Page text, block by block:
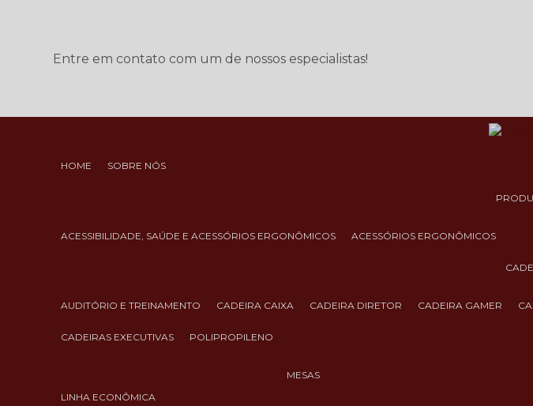
Entre em contato com um de nossos especialistas!
HOME SOBRE NÓS
ACESSIBILIDADE, SAÚDE E ACESSÓRIOS ERGONÔMICOS ACESSÓRIOS ERGONÔMICOS
AUDITÓRIO E TREINAMENTO CADEIRA CAIXA CADEIRA DIRETOR CADEIRA GAMER
CADEIRAS EXECUTIVAS POLIPROPILENO
LINHA ECONÔMICA
MESAS